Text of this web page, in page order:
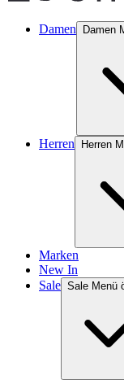
Damen Damen
Herren Herren
Marken
New In
Sale Sale Menü